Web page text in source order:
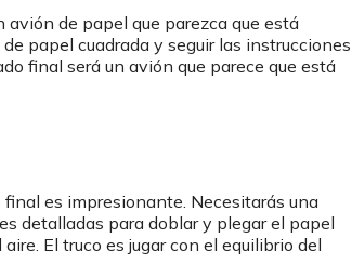
avión de papel que parezca que está
papel cuadrada y seguir las instrucciones
final será un avión que parece que está
es impresionante. Necesitarás una
detalladas para doblar y plegar el papel
El truco es jugar con el equilibrio del